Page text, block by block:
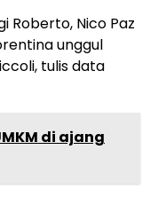
Roberto, Nico Paz
unggul
tulis data
di ajang